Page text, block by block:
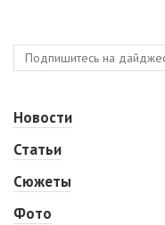
Новости
Статьи
Сюжеты
Фото